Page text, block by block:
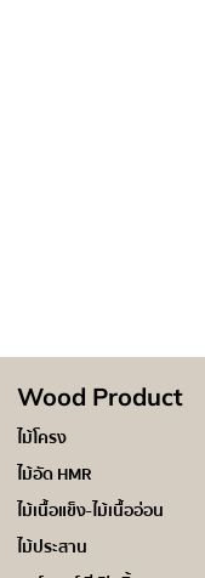
Wood Product
ไม้โครง
ไม้อัด HMR
ไม้เนื้อแข็ง-ไม้เนื้ออ่อน
ไม้ประสาน